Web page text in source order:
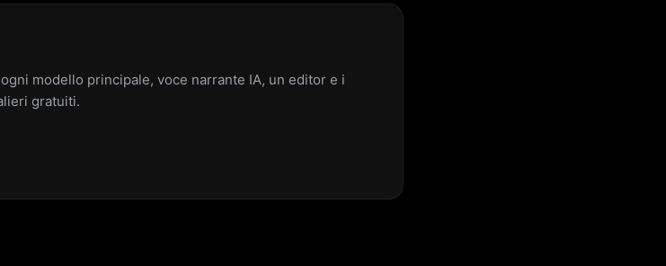
modello principale, voce narrante IA, un editor e i
gratuiti.